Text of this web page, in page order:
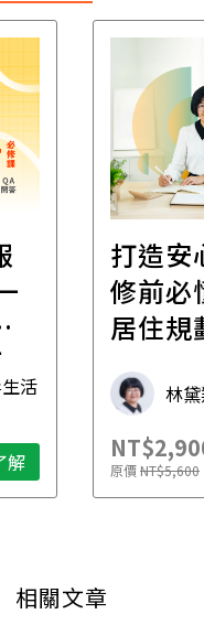
活
解
打造安
修前必
居住規
林
原價NT$5,600
相關文章